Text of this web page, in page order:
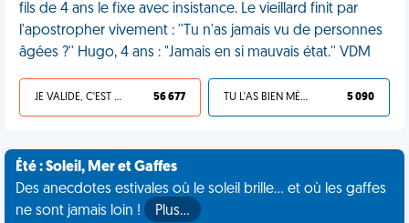
fils de 4 ans le fixe avec insistance. Le vieillard finit par
l'apostropher vivement : ''Tu n'as jamais vu de personnes
âgées ?'' Hugo, 4 ans : "Jamais en si mauvais état.'' VDM
JE VALIDE, C'EST UNE VDM 56 677 TU L'AS BIEN MÉRITÉ 5 090
Été : Soleil, Mer et Gaffes
Des anecdotes estivales où le soleil brille... et où les gaffes
ne sont jamais loin !
Plus…